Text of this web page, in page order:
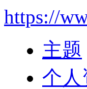
https://
主题
个人